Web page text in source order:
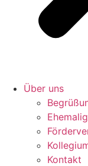
Über uns
Kontakt